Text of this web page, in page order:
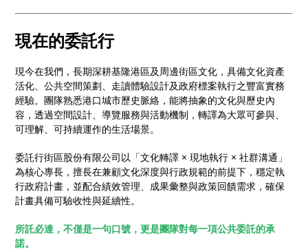
現在的委託行
現今在我們，長期深耕基隆港區及周邊街區文化，具備文化資產
活化、公共空間策劃、走讀體驗設計及政府標案執行之豐富實務
經驗。團隊熟悉港口城市歷史脈絡，能將抽象的文化與歷史內
容，透過空間設計、導覽服務與活動機制，轉譯為大眾可參與、
可理解、可持續運作的生活場景。
委託行街區股份有限公司以「文化轉譯 × 現地執行 × 社群溝通」
為核心專長，擅長在兼顧文化深度與行政規範的前提下，穩定執
行政府計畫，並配合績效管理、成果彙整與政策回饋需求，確保
計畫具備可驗收性與延續性。
所託必達，不僅是一句口號，更是團隊對每一項公共委託的承
諾。